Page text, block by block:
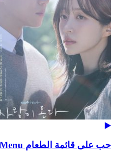
حب على قائمة الطعام Love on the Menu